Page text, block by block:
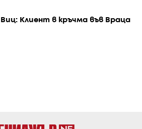
Виц: Клиент в кръчма във Враца